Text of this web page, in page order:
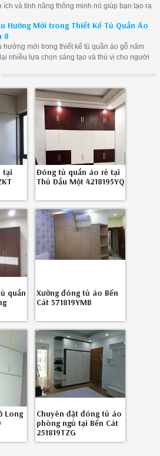
ích và tính năng thông minh nó giúp bạn tạo ra
Hướng Mới trong Thiết Kế Tủ Quần Áo
8
hướng mới trong thiết kế tủ quần áo gỗ năm
nhiều lựa chọn sáng tạo và thú vị cho người
tại
Đóng tủ quần áo rẻ tại
Thủ Dầu Một 4218195YQ
quần
Xưởng đóng tủ áo Bến
Cát 571819YMB
Long
Chuyên đặt đóng tủ áo
phòng ngủ tại Bến Cát
251819TZG